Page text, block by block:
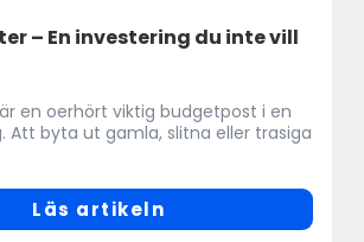
– En investering du inte vill
är en oerhört viktig budgetpost i en
Att byta ut gamla, slitna eller trasiga
Läs artikeln